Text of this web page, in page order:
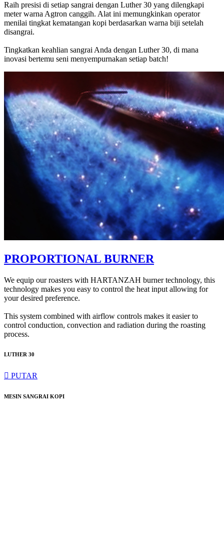
Raih presisi di setiap sangrai dengan Luther 30 yang dilengkapi
meter warna Agtron canggih. Alat ini memungkinkan operator
menilai tingkat kematangan kopi berdasarkan warna biji setelah
disangrai.
Tingkatkan keahlian sangrai Anda dengan Luther 30, di mana
inovasi bertemu seni menyempurnakan setiap batch!
PROPORTIONAL BURNER
We equip our roasters with HARTANZAH burner technology, this
technology makes you easy to control the heat input allowing for
your desired preference.
This system combined with airflow controls makes it easier to
control conduction, convection and radiation during the roasting
process.
LUTHER 30
PUTAR
MESIN SANGRAI KOPI